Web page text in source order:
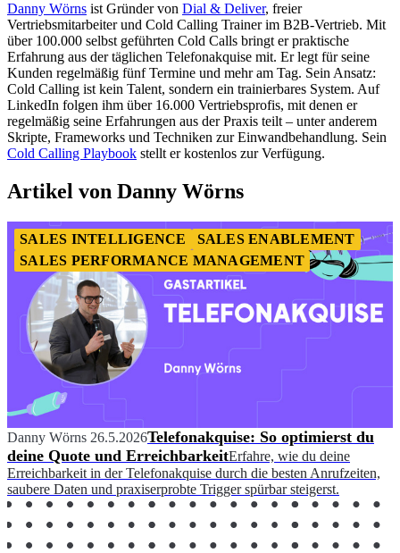
Danny Wörns ist Gründer von Dial & Deliver, freier
Vertriebsmitarbeiter und Cold Calling Trainer im B2B-Vertrieb. Mit
über 100.000 selbst geführten Cold Calls bringt er praktische
Erfahrung aus der täglichen Telefonakquise mit. Er legt für seine
Kunden regelmäßig fünf Termine und mehr am Tag. Sein Ansatz:
Cold Calling ist kein Talent, sondern ein trainierbares System. Auf
LinkedIn folgen ihm über 16.000 Vertriebsprofis, mit denen er
regelmäßig seine Erfahrungen aus der Praxis teilt – unter anderem
Skripte, Frameworks und Techniken zur Einwandbehandlung. Sein
Cold Calling Playbook stellt er kostenlos zur Verfügung.
Artikel von Danny Wörns
SALES INTELLIGENCE
SALES ENABLEMENT
SALES PERFORMANCE MANAGEMENT
Danny Wörns 26.5.2026Telefonakquise: So optimierst du
deine Quote und ErreichbarkeitErfahre, wie du deine
Erreichbarkeit in der Telefonakquise durch die besten Anrufzeiten,
saubere Daten und praxiserprobte Trigger spürbar steigerst.